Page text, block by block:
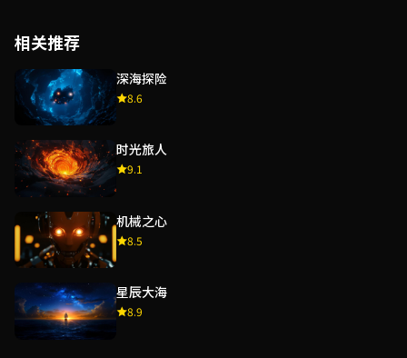
相关推荐
深海探险
8.6
时光旅人
9.1
机械之心
8.5
星辰大海
8.9